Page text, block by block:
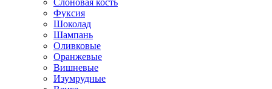
Слоновая кость
Фуксия
Шоколад
Шампань
Оливковые
Оранжевые
Вишневые
Изумрудные